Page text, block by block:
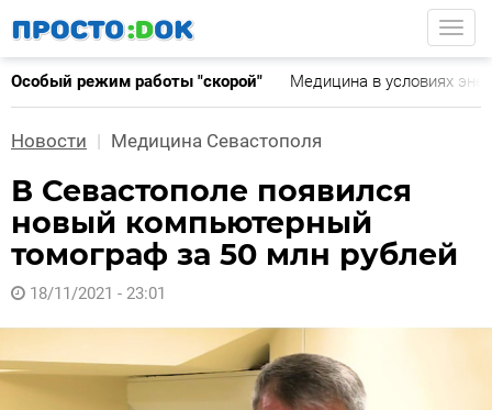
основному
содержанию
Особый режим работы "скорой" Медицина в условиях
Новости Медицина Севастополя
В Севастополе появился
новый компьютерный
томограф за 50 млн рублей
18/11/2021 - 23:01